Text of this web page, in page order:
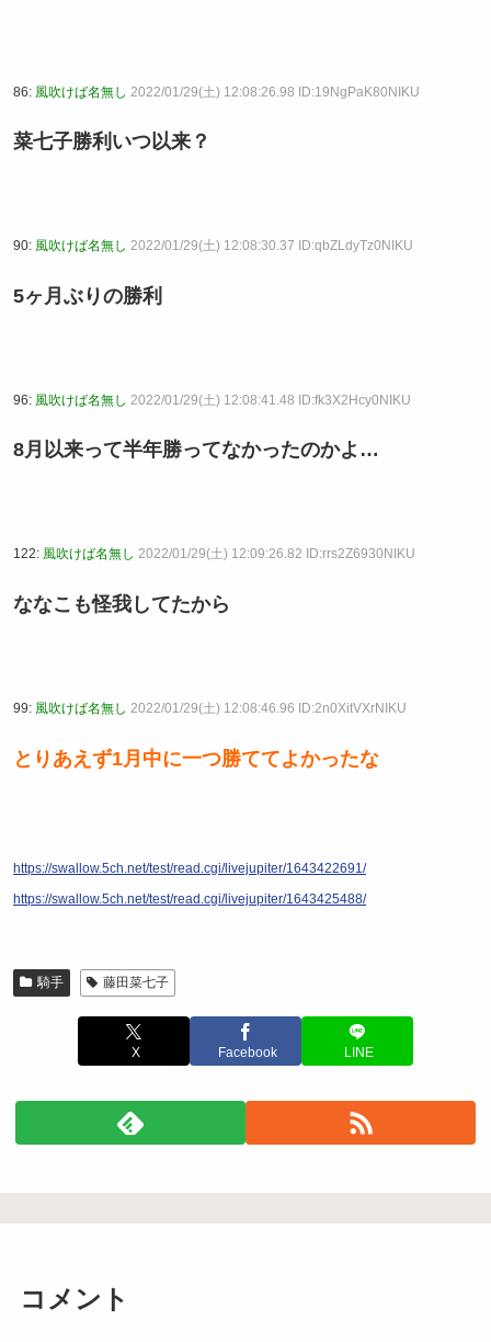
86: 風吹けば名無し 2022/01/29(土) 12:08:26.98 ID:19NgPaK80NIKU
菜七子勝利いつ以来？
90: 風吹けば名無し 2022/01/29(土) 12:08:30.37 ID:qbZLdyTz0NIKU
5ヶ月ぶりの勝利
96: 風吹けば名無し 2022/01/29(土) 12:08:41.48 ID:fk3X2Hcy0NIKU
8月以来って半年勝ってなかったのかよ…
122: 風吹けば名無し 2022/01/29(土) 12:09:26.82 ID:rrs2Z6930NIKU
ななこも怪我してたから
99: 風吹けば名無し 2022/01/29(土) 12:08:46.96 ID:2n0XitVXrNIKU
とりあえず1月中に一つ勝ててよかったな
https://swallow.5ch.net/test/read.cgi/livejupiter/1643422691/
https://swallow.5ch.net/test/read.cgi/livejupiter/1643425488/
騎手 藤田菜七子
X Facebook LINE
コメント